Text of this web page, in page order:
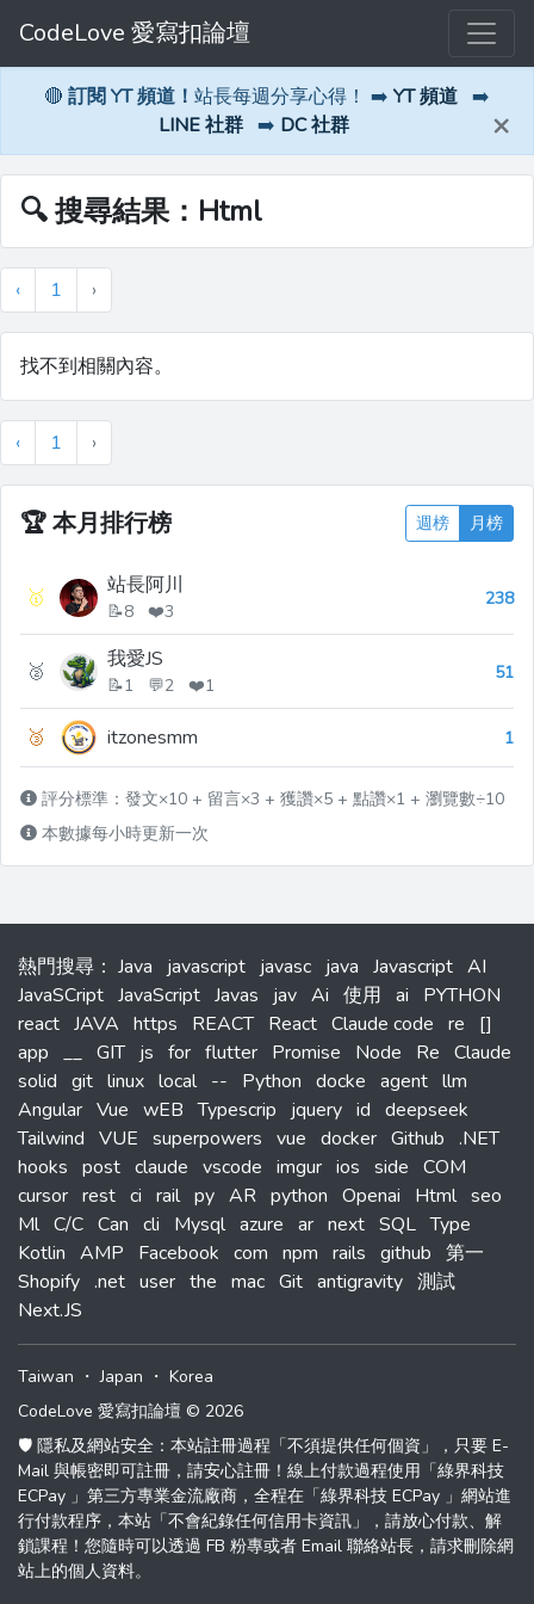
CodeLove 愛寫扣論壇
🔴 訂閱 YT 頻道！ 站長每週分享心得！ ➡️ YT 頻道 ➡️
LINE 社群 ➡️ DC 社群 ×
🔍 搜尋結果：Html
‹ 1 ›
找不到相關內容。
‹ 1 ›
🏆本月排行榜 週榜 月榜
🥇 站長阿川
📝8 ❤️3
238
🥈 我愛JS
📝1 💬2 ❤️1
51
🥉 itzonesmm 1
評分標準：發文×10 + 留言×3 + 獲讚×5 + 點讚×1 + 瀏覽數÷10
本數據每小時更新一次
熱門搜尋 ： Java javascript javasc java Javascript AI
JavaSCript JavaScript Javas jav Ai 使用 ai
PYTHON
react JAVA https REACT React Claude code re
[]
app __ GIT js for flutter Promise Node Re Claude
solid git linux local -- Python docke agent llm
Angular Vue wEB Typescrip jquery id deepseek
Tailwind VUE superpowers vue docker Github .NET
hooks post claude vscode imgur ios side COM
cursor rest ci rail py AR python Openai Html seo
Ml C/C Can cli Mysql azure ar next SQL Type
Kotlin AMP Facebook com npm rails github 第一
Shopify .net user the mac Git antigravity 測試
Next.JS
Taiwan ・Japan ・ Korea
CodeLove 愛寫扣論壇 © 2026
🛡️ 隱私及網站安全：本站註冊過程「不須提供任何個資」，只要 E-
Mail 與帳密即可註冊，請安心註冊！線上付款過程使用「綠界科技
ECPay 」第三方專業金流廠商，全程在「綠界科技 ECPay 」網站進
行付款程序，本站「不會紀錄任何信用卡資訊」，請放心付款、解
鎖課程！您隨時可以透過 FB 粉專或者 Email 聯絡站長，請求刪除網
站上的個人資料。